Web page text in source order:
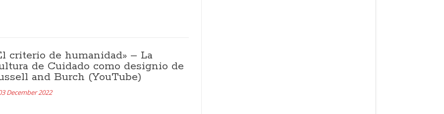
criterio de humanidad» – La
de Cuidado como designio de
and Burch (YouTube)
December 2022